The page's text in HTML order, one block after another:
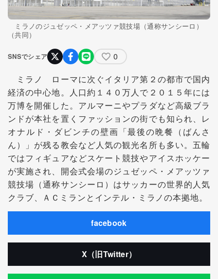
ミラノのジュゼッペ・メアッツァ競技場（通称サンシーロ）
（共同）
SNSでシェア 0
ミラノ ローマに次ぐイタリア第２の都市で国内
経済の中心地。人口約１４０万人で２０１５年には
万博を開催した。アルマーニやプラダなど高級ブラ
ンドが本社を置くファッションの街でも知られ、レ
オナルド・ダビンチの壁画「最後の晩餐（ばんさ
ん）」が残る教会など人気の観光名所も多い。五輪
ではフィギュアなどスケート競技やアイスホッケー
が実施され、開会式会場のジュゼッペ・メアッツァ
競技場（通称サンシーロ）はサッカーの世界的人気
クラブ、ＡＣミランとインテル・ミラノの本拠地。
facebook
X（旧Twitter）